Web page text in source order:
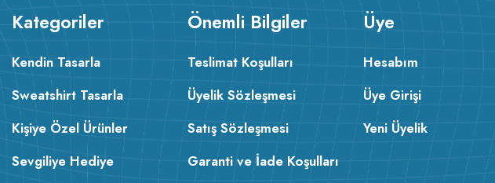
Kategoriler
Kendin Tasarla
Sweatshirt Tasarla
Kişiye Özel Ürünler
Sevgiliye Hediye
Önemli Bilgiler
Teslimat Koşulları
Üyelik Sözleşmesi
Satış Sözleşmesi
Garanti ve İade Koşulları
Üye
Hesabım
Üye Girişi
Yeni Üyelik